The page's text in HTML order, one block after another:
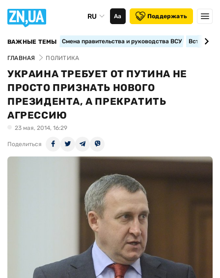
RU Аа Поддержать
ВАЖНЫЕ ТЕМЫ Смена правительства и руководства ВСУ
ГЛАВНАЯ ПОЛИТИКА
УКРАИНА ТРЕБУЕТ ОТ ПУТИНА НЕ
ПРОСТО ПРИЗНАТЬ НОВОГО
ПРЕЗИДЕНТА, А ПРЕКРАТИТЬ
АГРЕССИЮ
23 мая, 2014, 16:29
Поделиться